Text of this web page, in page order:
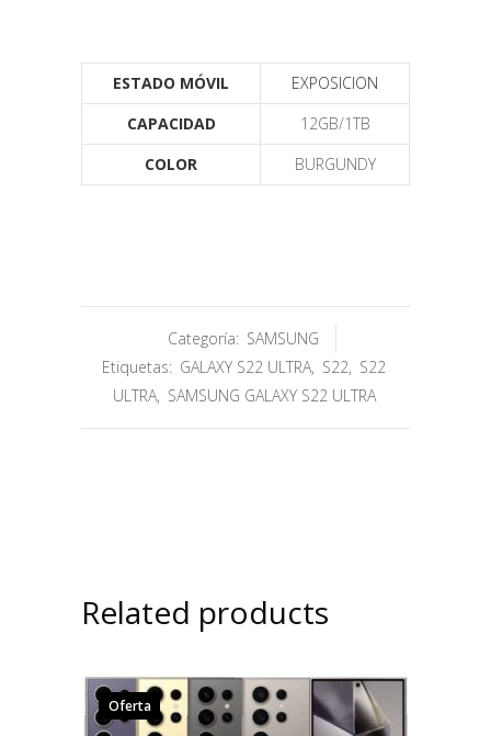
ESTADO MÓVIL
EXPOSICION
CAPACIDAD
12GB/1TB
COLOR
BURGUNDY
Categoría: SAMSUNG
Etiquetas: GALAXY S22 ULTRA, S22, S22
ULTRA, SAMSUNG GALAXY S22 ULTRA
Related products
Oferta